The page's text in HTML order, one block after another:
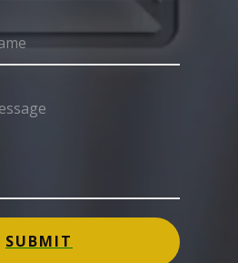
SUBMIT